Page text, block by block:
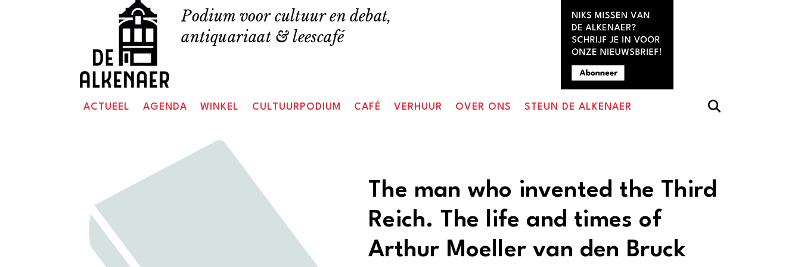
Podium voor cultuur en debat,
antiquariaat & leescafé
ACTUEEL AGENDA WINKEL CULTUURPODIUM CAFÉ VERHUUR OVER ONS STEUN DE ALKENAER
The man who invented the Third
Reich. The life and times of
Arthur Moeller van den Bruck